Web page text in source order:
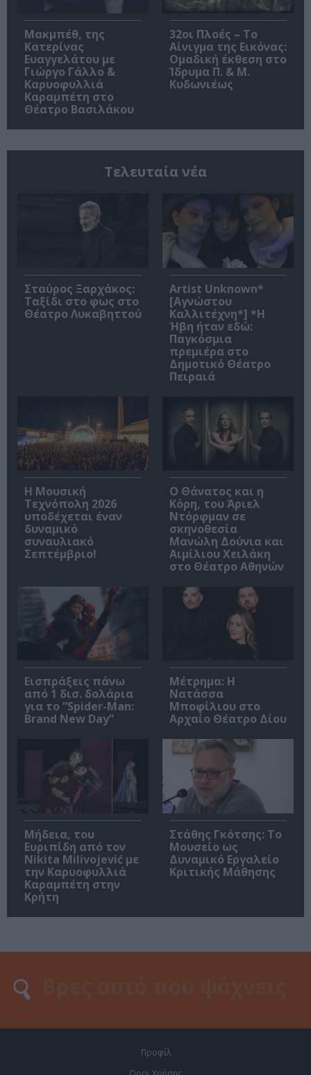
Μακμπέθ, της
Κατερίνας
Ευαγγελάτου με
Γιώργο Γάλλο &
Καρυοφυλλιά
Καραμπέτη στο
Θέατρο Βασιλάκου
32οι Πλοές – Το
Αίνιγμα της Εικόνας:
Ομαδική έκθεση στο
Ίδρυμα Π. & Μ.
Κυδωνιέως
Τελευταία νέα
Σταύρος Ξαρχάκος:
Ταξίδι στο φως στο
Θέατρο Λυκαβηττού
Artist Unknown*
[Αγνώστου
Καλλιτέχνη*] *Η
Ήβη ήταν εδώ:
Παγκόσμια
πρεμιέρα στο
Δημοτικό Θέατρο
Πειραιά
Η Μουσική
Τεχνόπολη 2026
υποδέχεται έναν
δυναμικό
συναυλιακό
Σεπτέμβριο!
Ο Θάνατος και η
Κόρη, του Άριελ
Ντόρφμαν σε
σκηνοθεσία
Μανώλη Δούνια και
Αιμίλιου Χειλάκη
στο Θέατρο Αθηνών
Εισπράξεις πάνω
από 1 δισ. δολάρια
για το “Spider-Man:
Brand New Day”
Μέτρημα: Η
Νατάσσα
Μποφίλιου στο
Αρχαίο Θέατρο Δίου
Μήδεια, του
Ευριπίδη από τον
Nikita Milivojević με
την Καρυοφυλλιά
Καραμπέτη στην
Κρήτη
Στάθης Γκότσης: Το
Μουσείο ως
Δυναμικό Εργαλείο
Κριτικής Μάθησης
Προφίλ